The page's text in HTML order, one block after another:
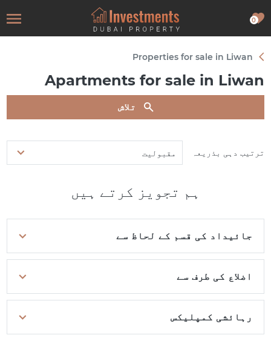
0
Properties for sale in Liwan
Apartments for sale in Liwan
تلاش
ترتیب دہی بذریعہ مقبولیت
ہم تجویز کرتے ہیں
جائیداد کی قسم کے لحاظ سے
اضلاع کی طرف سے
رہائشی کمپلیکس